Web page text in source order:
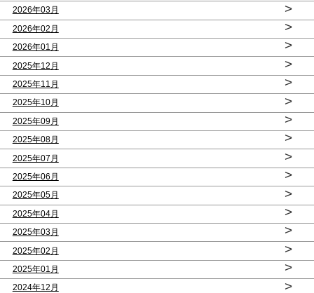
2026年03月 >
2026年02月 >
2026年01月 >
2025年12月 >
2025年11月 >
2025年10月 >
2025年09月 >
2025年08月 >
2025年07月 >
2025年06月 >
2025年05月 >
2025年04月 >
2025年03月 >
2025年02月 >
2025年01月 >
2024年12月 >